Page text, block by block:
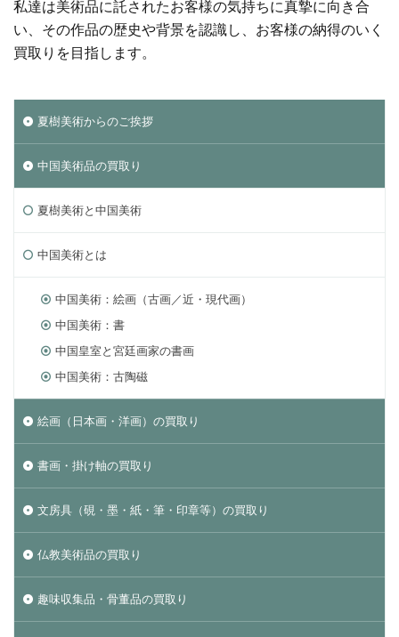
私達は美術品に託されたお客様の気持ちに真摯に向き合
い、その作品の歴史や背景を認識し、お客様の納得のいく
買取りを目指します。
夏樹美術からのご挨拶
中国美術品の買取り
夏樹美術と中国美術
中国美術とは
中国美術：絵画（古画／近・現代画）
中国美術：書
中国皇室と宮廷画家の書画
中国美術：古陶磁
絵画（日本画・洋画）の買取り
書画・掛け軸の買取り
文房具（硯・墨・紙・筆・印章等）の買取り
仏教美術品の買取り
趣味収集品・骨董品の買取り